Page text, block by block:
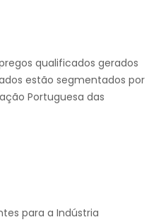
qualificados gerados
estão segmentados por
Portuguesa das
para a Indústria